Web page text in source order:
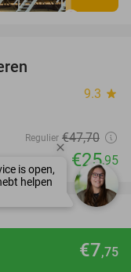
€7,75
9.3 star
Regulier €47,70
€25,95
36%
favorite_border
9.4star